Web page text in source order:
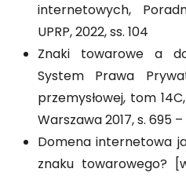
internetowych,
UPRP, 2022, ss. 104
Znaki towarowe a
System Prawa
przemysłowej, tom
Warszawa 2017, s. 695
Domena internetowa
znaku towarowego?